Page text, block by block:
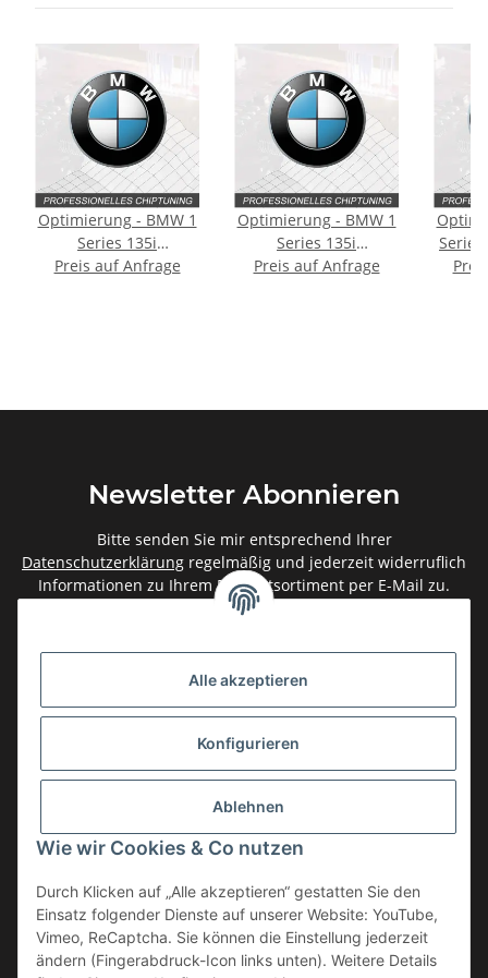
Alle akzeptieren
Konfigurieren
Ablehnen
Wie wir Cookies & Co nutzen
Durch Klicken auf „Alle akzeptieren“ gestatten Sie den
Einsatz folgender Dienste auf unserer Website: YouTube,
Vimeo, ReCaptcha. Sie können die Einstellung jederzeit
ändern (Fingerabdruck-Icon links unten). Weitere Details
Optimierung - BMW 1
Series 135i
Typ:E82/E88 [2.
Preis auf Anfrage
Optimierung - BMW 1
Series 135i
Typ:E81/E82/E87/E88
Preis auf Anfrage
Series
Newsletter Abonnieren
Bitte senden Sie mir entsprechend Ihrer
Datenschutzerklärung regelmäßig und jederzeit widerruflich
Informationen zu Ihrem Produktsortiment per E-Mail zu.
Gesetzliche Informationen
Informationen
Service
Vertrag widerrufen
* Alle Preise inkl. gesetzlicher USt., zzgl.Versand